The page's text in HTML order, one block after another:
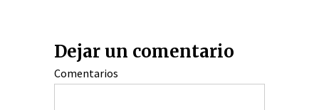
Dejar un comentario
Comentarios